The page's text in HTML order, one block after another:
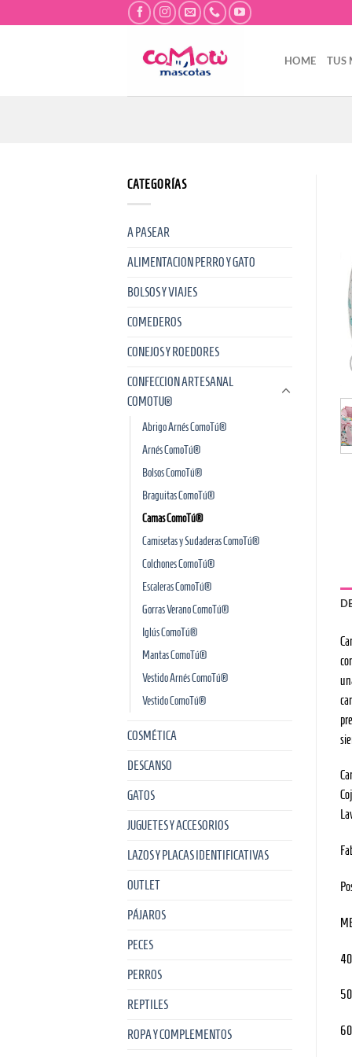
al
HOME TUS
CATEGORÍAS
A PASEAR
ALIMENTACION PERRO Y GATO
BOLSOS Y VIAJES
COMEDEROS
CONEJOS Y ROEDORES
CONFECCION ARTESANAL
COMOTU®
Abrigo Arnés ComoTú®
Arnés ComoTú®
Bolsos ComoTú®
Braguitas ComoTú®
Camas ComoTú®
Camisetas y Sudaderas ComoTú®
Colchones ComoTú®
Escaleras ComoTú®
Gorras Verano ComoTú®
Iglús ComoTú®
Mantas ComoTú®
Vestido Arnés ComoTú®
Vestido ComoTú®
COSMÉTICA
DESCANSO
GATOS
JUGUETES Y ACCESORIOS
LAZOS Y PLACAS IDENTIFICATIVAS
OUTLET
PÁJAROS
PECES
PERROS
REPTILES
ROPA Y COMPLEMENTOS